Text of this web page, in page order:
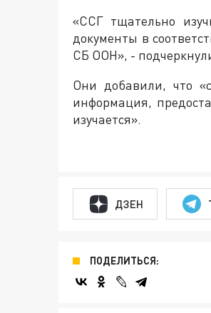
«ССГ тщательно
документы в
СБ ООН», -
Они добавили, что
информация,
изучается».
ДЗЕН
ПОДЕЛИТЬСЯ: